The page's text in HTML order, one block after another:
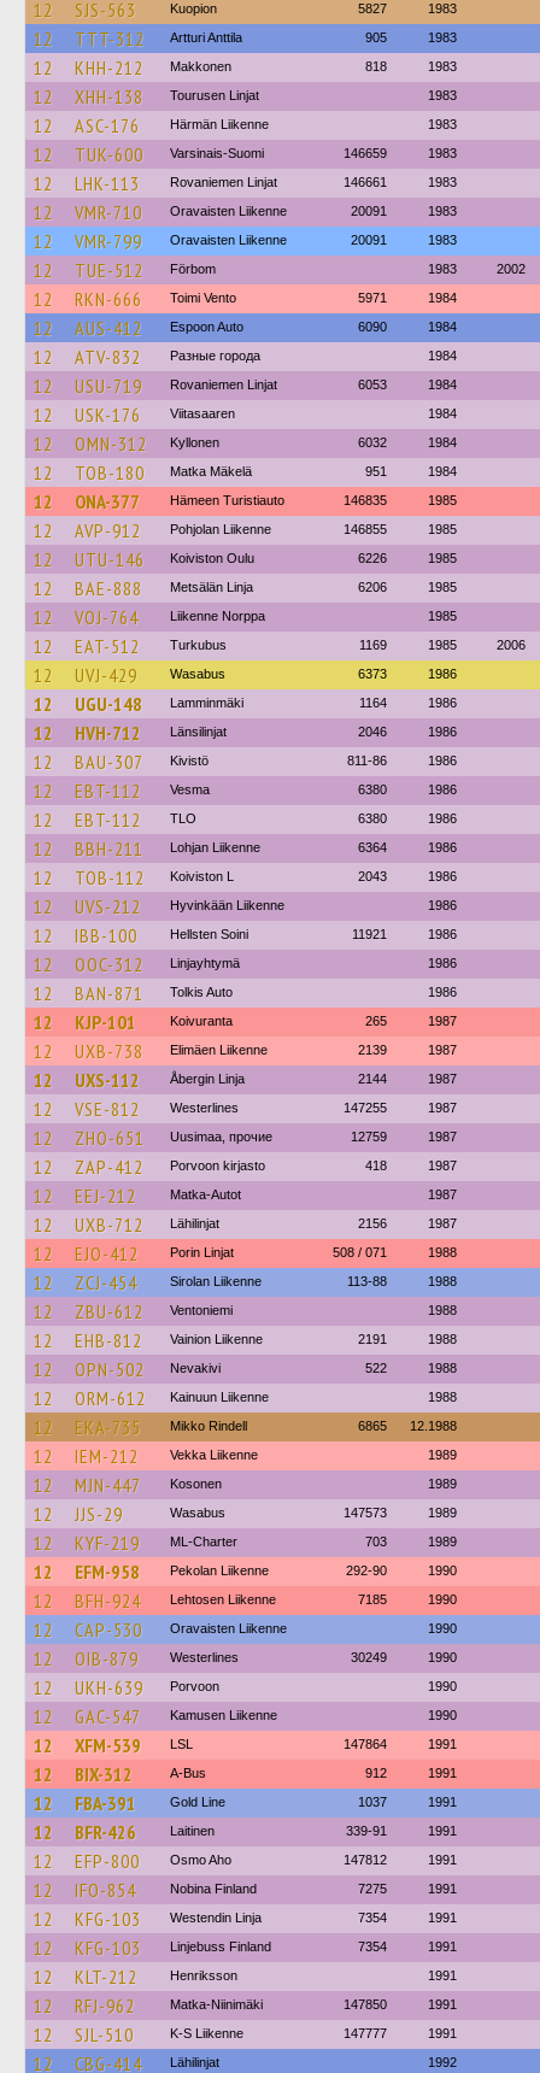
12 SJS-563 Kuopion 5827 1983
12 TTT-312 Artturi Anttila 905 1983
12 KHH-212 Makkonen 818 1983
12 XHH-138 Tourusen Linjat 1983
12 ASC-176 Härmän Liikenne 1983
12 TUK-600 Varsinais-Suomi 146659 1983
12 LHK-113 Rovaniemen Linjat 146661 1983
12 VMR-710 Oravaisten Liikenne 20091 1983
12 VMR-799 Oravaisten Liikenne 20091 1983
12 TUE-512 Förbom 1983 2002
12 RKN-666 Toimi Vento 5971 1984
12 AUS-412 Espoon Auto 6090 1984
12 ATV-832 Разные города 1984
12 USU-719 Rovaniemen Linjat 6053 1984
12 USK-176 Viitasaaren 1984
12 OMN-312 Kyllonen 6032 1984
12 TOB-180 Matka Mäkelä 951 1984
12 ONA-377 Hämeen Turistiauto 146835 1985
12 AVP-912 Pohjolan Liikenne 146855 1985
12 UTU-146 Koiviston Oulu 6226 1985
12 BAE-888 Metsälän Linja 6206 1985
12 VOJ-764 Liikenne Norppa 1985
12 EAT-512 Turkubus 1169 1985 2006
12 UVJ-429 Wasabus 6373 1986
12 UGU-148 Lamminmäki 1164 1986
12 HVH-712 Länsilinjat 2046 1986
12 BAU-307 Kivistö 811-86 1986
12 EBT-112 Vesma 6380 1986
12 EBT-112 TLO 6380 1986
12 BBH-211 Lohjan Liikenne 6364 1986
12 TOB-112 Koiviston L 2043 1986
12 UVS-212 Hyvinkään Liikenne 1986
12 IBB-100 Hellsten Soini 11921 1986
12 OOC-312 Linjayhtymä 1986
12 BAN-871 Tolkis Auto 1986
12 KJP-101 Koivuranta 265 1987
12 UXB-738 Elimäen Liikenne 2139 1987
12 UXS-112 Åbergin Linja 2144 1987
12 VSE-812 Westerlines 147255 1987
12 ZHO-651 Uusimaa, прочие 12759 1987
12 ZAP-412 Porvoon kirjasto 418 1987
12 EEJ-212 Matka-Autot 1987
12 UXB-712 Lähilinjat 2156 1987
12 EJO-412 Porin Linjat 508 / 071 1988
12 ZCJ-454 Sirolan Liikenne 113-88 1988
12 ZBU-612 Ventoniemi 1988
12 EHB-812 Vainion Liikenne 2191 1988
12 OPN-502 Nevakivi 522 1988
12 ORM-612 Kainuun Liikenne 1988
12 EKA-735 Mikko Rindell 6865 12.1988
12 IEM-212 Vekka Liikenne 1989
12 MJN-447 Kosonen 1989
12 JJS-29 Wasabus 147573 1989
12 KYF-219 ML-Charter 703 1989
12 EFM-958 Pekolan Liikenne 292-90 1990
12 BFH-924 Lehtosen Liikenne 7185 1990
12 CAP-530 Oravaisten Liikenne 1990
12 OIB-879 Westerlines 30249 1990
12 UKH-639 Porvoon 1990
12 GAC-547 Kamusen Liikenne 1990
12 XFM-539 LSL 147864 1991
12 BIX-312 A-Bus 912 1991
12 FBA-391 Gold Line 1037 1991
12 BFR-426 Laitinen 339-91 1991
12 EFP-800 Osmo Aho 147812 1991
12 IFO-854 Nobina Finland 7275 1991
12 KFG-103 Westendin Linja 7354 1991
12 KFG-103 Linjebuss Finland 7354 1991
12 KLT-212 Henriksson 1991
12 RFJ-962 Matka-Niinimäki 147850 1991
12 SJL-510 K-S Liikenne 147777 1991
12 CBG-414 Lähilinjat 1992